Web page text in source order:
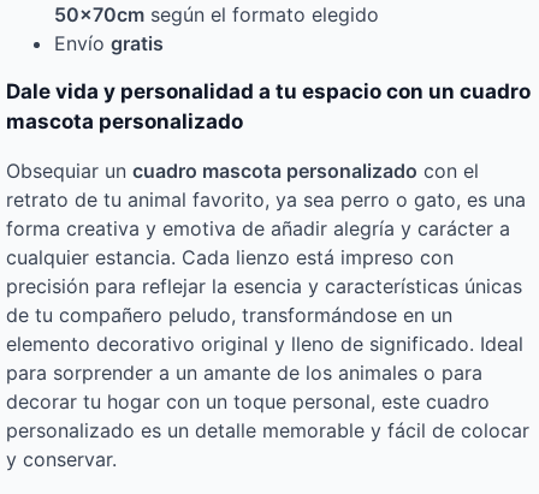
50x70cm según el formato elegido
Envío gratis
Dale vida y personalidad a tu espacio con un cuadro
mascota personalizado
Obsequiar un cuadro mascota personalizado con el
retrato de tu animal favorito, ya sea perro o gato, es una
forma creativa y emotiva de añadir alegría y carácter a
cualquier estancia. Cada lienzo está impreso con
precisión para reflejar la esencia y características únicas
de tu compañero peludo, transformándose en un
elemento decorativo original y lleno de significado. Ideal
para sorprender a un amante de los animales o para
decorar tu hogar con un toque personal, este cuadro
personalizado es un detalle memorable y fácil de colocar
y conservar.